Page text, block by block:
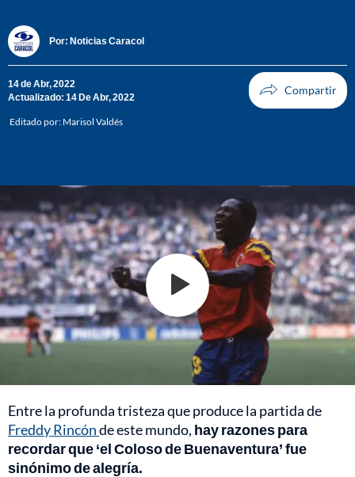
Por: Noticias Caracol
14 de Abr, 2022
Actualizado: 14 De Abr, 2022
Editado por: Marisol Valdés
Entre la profunda tristeza que produce la partida de
Freddy Rincónde este mundo, hay razones para
recordar que ‘el Coloso de Buenaventura’ fue
sinónimo de alegría.